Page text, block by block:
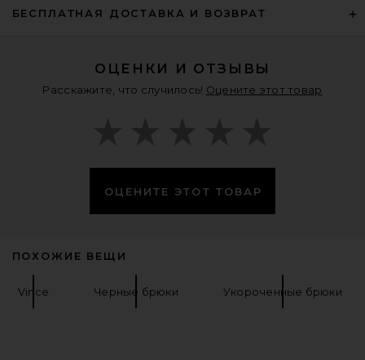
$128
L'AGENCE Jyothi High Rise Split
БЕСПЛАТНАЯ ДОСТАВКА И ВОЗВРАТ
ОЦЕНКИ И ОТЗЫВЫ
Расскажите, что случилось! Оцените этот товар
ОЦЕНИТЕ ЭТОТ ТОВАР
ПОХОЖИЕ ВЕЩИ
Vince Черные брюки Укороченные брюки